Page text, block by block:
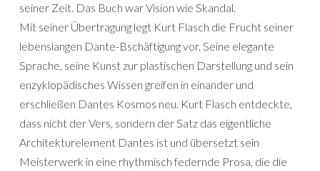
seiner Zeit. Das Buch war Vision wie Skandal.
Mit seiner Übertragung legt Kurt Flasch die Frucht seiner
lebenslangen Dante-Bschäftigung vor. Seine elegante
Sprache, seine Kunst zur plastischen Darstellung und sein
enzyklopädisches Wissen greifen in einander und
erschließen Dantes Kosmos neu. Kurt Flasch entdeckte,
dass nicht der Vers, sondern der Satz das eigentliche
Architekturelement Dantes ist und übersetzt sein
Meisterwerk in eine rhythmisch federnde Prosa, die die